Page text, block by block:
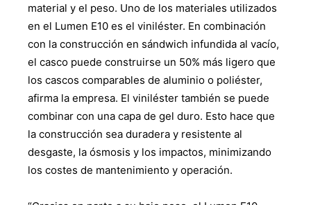
material y el peso. Uno de los materiales utilizados
en el Lumen E10 es el viniléster. En combinación
con la construcción en sándwich infundida al vacío,
el casco puede construirse un 50% más ligero que
los cascos comparables de aluminio o poliéster,
afirma la empresa. El viniléster también se puede
combinar con una capa de gel duro. Esto hace que
la construcción sea duradera y resistente al
desgaste, la ósmosis y los impactos, minimizando
los costes de mantenimiento y operación.